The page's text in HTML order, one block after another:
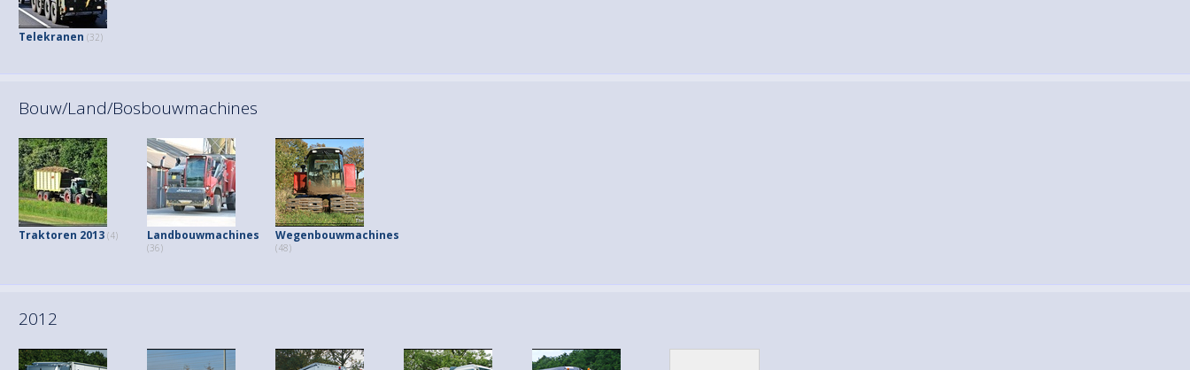
Telekranen (32)
Bouw/Land/Bosbouwmachines
Traktoren 2013 (4) Landbouwmachines
(36)
Wegenbouwmachines
(48)
2012